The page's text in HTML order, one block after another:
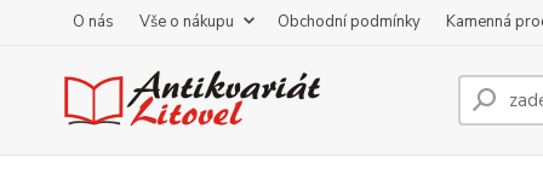
O nás Vše o nákupu Obchodní podmínky Kamenná